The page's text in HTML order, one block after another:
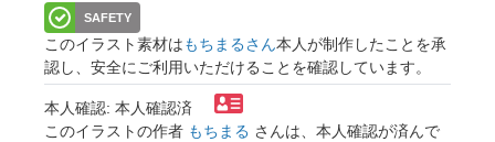
SAFETY
このイラスト素材はもちまるさん本人が制作したことを承
認し、安全にご利用いただけることを確認しています。
本人確認: 本人確認済
このイラストの作者 もちまる さんは、本人確認が済んで